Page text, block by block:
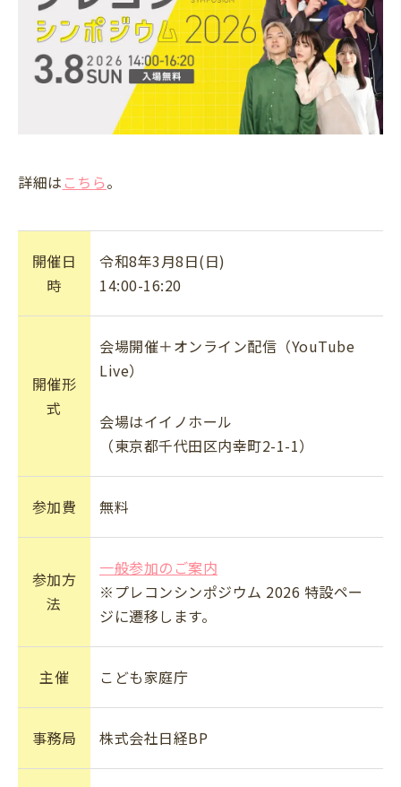
詳細は こちら。
開催日
時
令和8年3月8日(日)
14:00-16:20
開催形
式
会場開催＋オンライン配信（YouTube
Live）
会場はイイノホール
（東京都千代田区内幸町2-1-1）
参加費 無料
参加方
法
一般参加のご案内
※プレコンシンポジウム 2026 特設ペー
ジに遷移します。
主催 こども家庭庁
事務局 株式会社日経BP